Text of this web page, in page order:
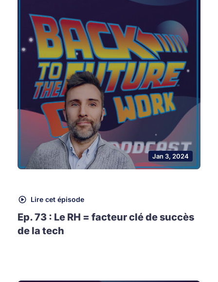
Jan 3, 2024
Lire cet épisode
Ep. 73 : Le RH = facteur clé de succès
de la tech